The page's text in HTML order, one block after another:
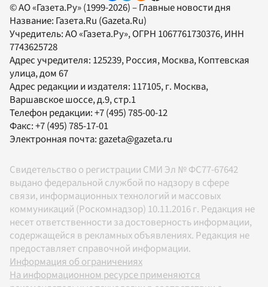
© АО «Газета.Ру» (1999-2026) – Главные новости дня
Название: Газета.Ru (Gazeta.Ru)
Учредитель:АО «Газета.Ру», ОГРН 1067761730376, ИНН
7743625728
Адрес учредителя: 125239, Россия, Москва, Коптевская
улица, дом 67
Адрес редакции и издателя: 117105, г. Москва,
Варшавское шоссе, д.9, стр.1
Телефон редакции:+7 (495) 785-00-12
Факс:+7 (495) 785-17-01
Электронная почта:gazeta@gazeta.ru
Свидетельство о регистрации СМИ Эл № ФС77-67642
выдано федеральной службой по надзору в сфере
связи, информационных технологий и массовых
коммуникаций (Роскомнадзор) 10.11.2016 г. Редакция не
несет ответственности за достоверность информации,
содержащейся в рекламных объявлениях. Редакция не
предоставляет справочной информации.
Информация об ограничениях
На информационном ресурсе применяются